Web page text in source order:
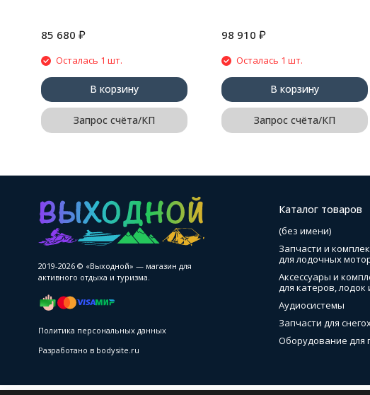
85 680 ₽
Осталась 1 шт.
В корзину
Запрос счёта/КП
98 910 ₽
Осталась 1 шт.
В корзину
Запрос счёта/КП
2019-2026 © «Выходной» — магазин для
активного отдыха и туризма.
Политика персональных данных
Разработано в bodysite.ru
Каталог товаров
(без имени)
Запчасти и
для лодочных
Аксессуары и
для катеров, лодок
Аудиосистемы
Запчасти для
Оборудование для